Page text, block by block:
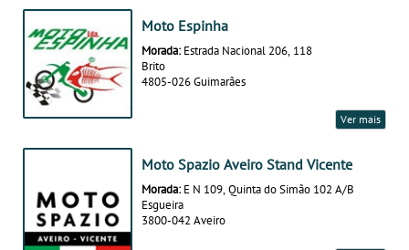
Moto Espinha
Morada: Estrada Nacional 206, 118
Brito
4805-026 Guimarães
Ver mais
Moto Spazio Aveiro Stand Vicente
Morada: E N 109, Quinta do Simão 102 A/B
Esgueira
3800-042 Aveiro